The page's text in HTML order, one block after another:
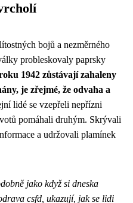
bojů a nezměrného
probleskovaly paprsky
1942 zůstávají zahaleny
je zřejmé, že odvaha a
lidé se vzepřeli nepřízni
pomáhali druhým. Skrývali
a udržovali plamínek
jako když si dneska
csfd , ukazují, jak se lidi